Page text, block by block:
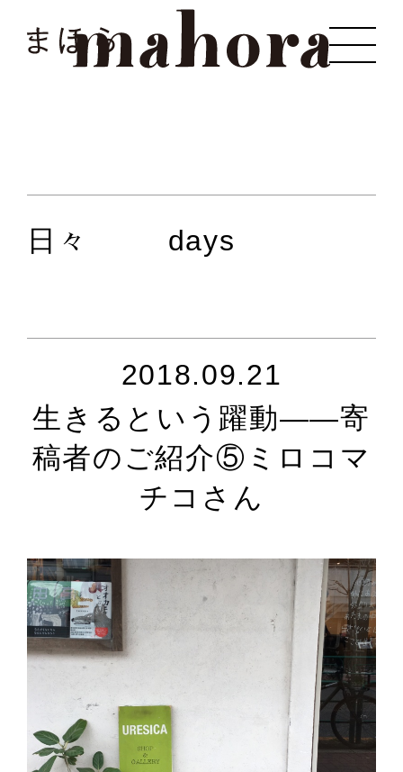
まほら
日々 days
2018.09.21
生きるという躍動――寄
稿者のご紹介⑤ミロコマ
チコさん